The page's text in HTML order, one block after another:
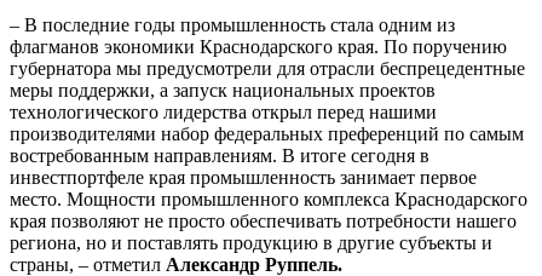
– В последние годы промышленность стала одним из
флагманов экономики Краснодарского края. По поручению
губернатора мы предусмотрели для отрасли беспрецедентные
меры поддержки, а запуск национальных проектов
технологического лидерства открыл перед нашими
производителями набор федеральных преференций по самым
востребованным направлениям. В итоге сегодня в
инвестпортфеле края промышленность занимает первое
место. Мощности промышленного комплекса Краснодарского
края позволяют не просто обеспечивать потребности нашего
региона, но и поставлять продукцию в другие субъекты и
страны, – отметил Александр Руппель.